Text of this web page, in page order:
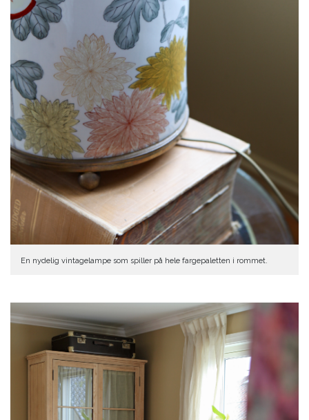
En nydelig vintagelampe som spiller på hele fargepaletten i rommet.